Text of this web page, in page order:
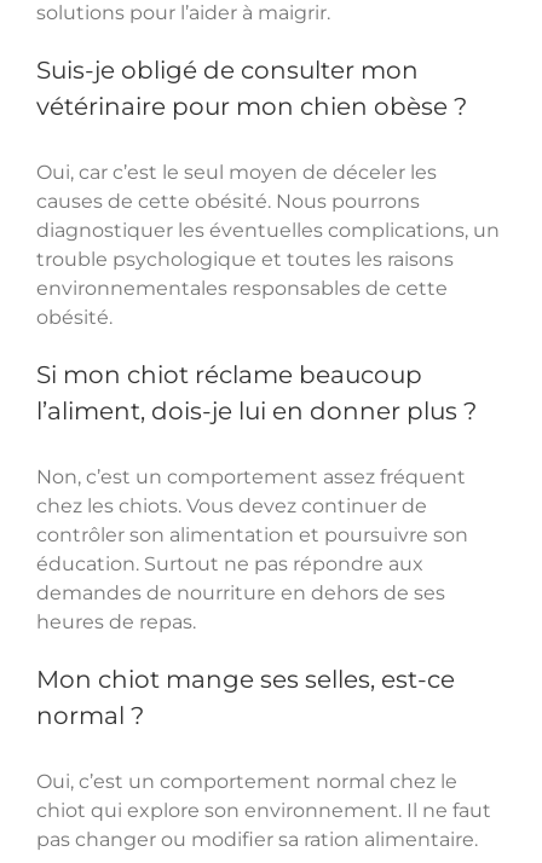
solutions pour l’aider à maigrir.
Suis-je obligé de consulter mon
vétérinaire pour mon chien obèse ?
Oui, car c’est le seul moyen de déceler les
causes de cette obésité. Nous pourrons
diagnostiquer les éventuelles complications, un
trouble psychologique et toutes les raisons
environnementales responsables de cette
obésité.
Si mon chiot réclame beaucoup
l’aliment, dois-je lui en donner plus ?
Non, c’est un comportement assez fréquent
chez les chiots. Vous devez continuer de
contrôler son alimentation et poursuivre son
éducation. Surtout ne pas répondre aux
demandes de nourriture en dehors de ses
heures de repas.
Mon chiot mange ses selles, est-ce
normal ?
Oui, c’est un comportement normal chez le
chiot qui explore son environnement. Il ne faut
pas changer ou modifier sa ration alimentaire.